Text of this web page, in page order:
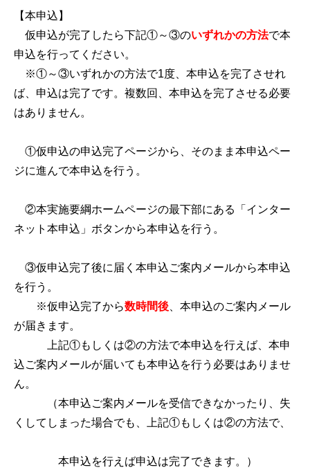
【本申込】
仮申込が完了したら下記①～③のいずれかの方法で本
申込を行ってください。
※①～③いずれかの方法で1度、本申込を完了させれ
ば、申込は完了です。複数回、本申込を完了させる必要
はありません。
①仮申込の申込完了ページから、そのまま本申込ペー
ジに進んで本申込を行う。
②本実施要綱ホームページの最下部にある「インター
ネット本申込」ボタンから本申込を行う。
③仮申込完了後に届く本申込ご案内メールから本申込
を行う。
※仮申込完了から数時間後 、本申込のご案内メール
が届きます。
上記①もしくは②の方法で本申込を行えば、本申
込ご案内メールが届いても本申込を行う必要はありませ
ん。
（本申込ご案内メールを受信できなかったり、失
くしてしまった場合でも、上記①もしくは②の方法で、
本申込を行えば申込は完了できます。）